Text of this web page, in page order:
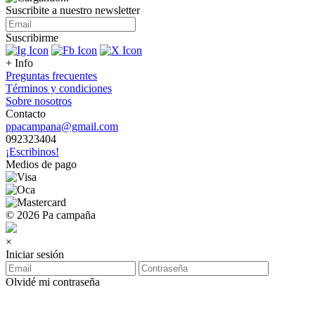
Suscribite a nuestro newsletter
Suscribirme
+ Info
Preguntas frecuentes
Términos y condiciones
Sobre nosotros
Contacto
ppacampana@gmail.com
092323404
¡Escribinos!
Medios de pago
© 2026 Pa campaña
×
Iniciar sesión
Olvidé mi contraseña